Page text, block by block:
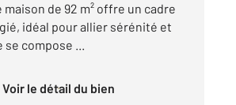
de 92 m² offre un cadre
idéal pour allier sérénité et
compose ...
Voir le détail du bien